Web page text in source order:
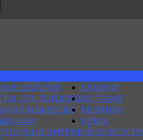
ИЗДЕЛИЯ
БРА, ТОРШЕРЫ
И ВЫВЕСКИ
ОКНА
ГЛАВНАЯ
ВИТРАЖИ
ВИТРАЖЕЙ ВО ВСЕХ
МОЗАИКА
КОВКА